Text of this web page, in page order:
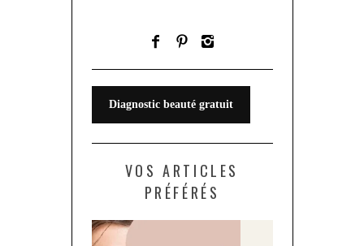
Diagnostic beauté gratuit
VOS ARTICLES
PRÉFÉRÉS